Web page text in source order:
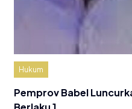
Hukum
Pemprov Babel